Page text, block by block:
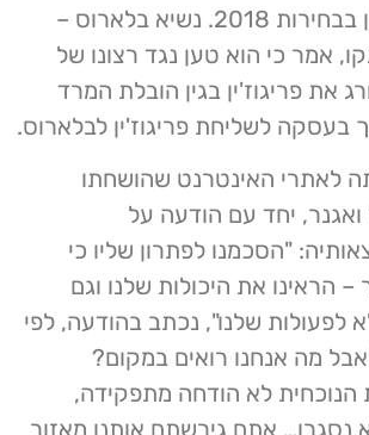
2016 ולאחר מכן בבחירות 2018. נשיא בלארוס –
אמר כי הוא טען נגד רצונו של
את פריגוז'ין בגין הובלת המרד
בעסקה לשליחת פריגוז'ין לבלארוס.
לאתרי האינטרנט שהושחתו
יחד עם הודעה על
"הסכמנו לפתרון שליו כי
הראינו את היכולות שלנו וגם
לפעולות שלנו", נכתב בהודעה, לפי
מה אנחנו רואים במקום?
לא הודחה מתפקידה,
נסגרו… אתם גירשתם אותנו מאזור